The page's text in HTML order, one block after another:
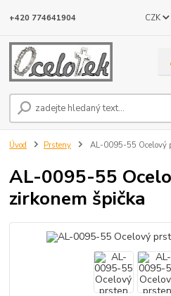
CZK
+420 774641904
Úvod Prsteny AL-0095-55 Ocelový
AL-0095-55
zirkonem špička